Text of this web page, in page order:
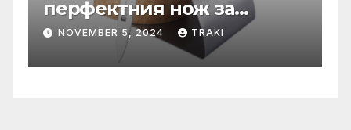
перфектния нож за
нашата кухня?
NOVEMBER 5, 2024 TRAKI